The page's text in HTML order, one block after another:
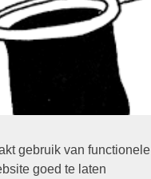
gebruik van functionele
goed te laten